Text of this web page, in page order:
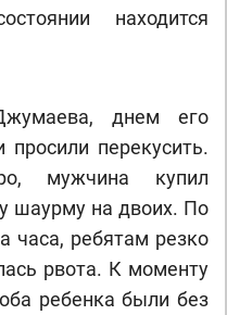
находится
днем его
перекусить.
мужчина купил
шаурму на двоих. По
часа, ребятам резко
рвота. К моменту
ребенка были без